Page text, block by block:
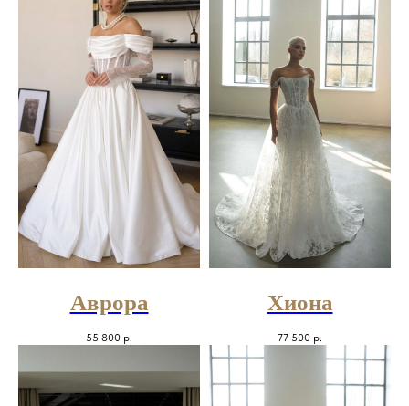
Аврора
55 800 р.
Хиона
77 500 р.